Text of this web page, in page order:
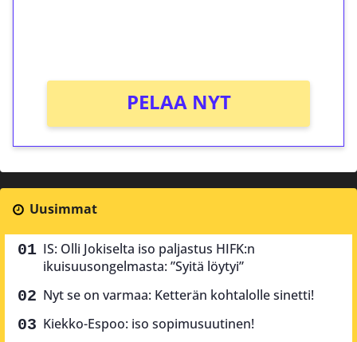
PELAA NYT
Uusimmat
IS: Olli Jokiselta iso paljastus HIFK:n
ikuisuusongelmasta: ”Syitä löytyi”
Nyt se on varmaa: Ketterän kohtalolle sinetti!
Kiekko-Espoo: iso sopimusuutinen!